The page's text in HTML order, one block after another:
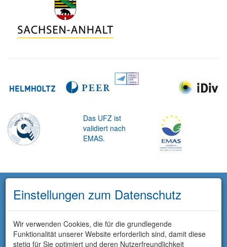
Das UFZ ist
validiert nach
EMAS.
Einstellungen zum Datenschutz
Wir verwenden Cookies, die für die grundlegende
Funktionalität unserer Website erforderlich sind, damit diese
stetig für Sie optimiert und deren Nutzerfreundlichkeit